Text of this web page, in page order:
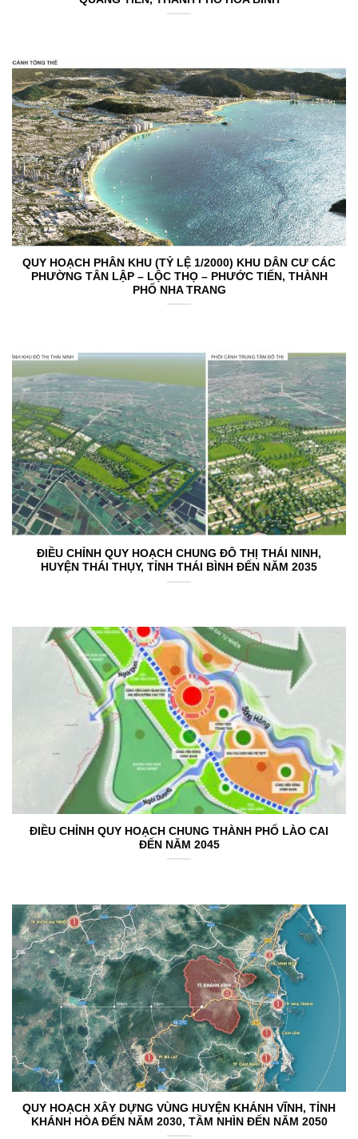
QUY HOẠCH PHÂN KHU (TỶ LỆ 1/2000) KHU DÂN CƯ CÁC
PHƯỜNG TÂN LẬP – LỘC THỌ – PHƯỚC TIẾN, THÀNH
PHỐ NHA TRANG
ĐIỀU CHỈNH QUY HOẠCH CHUNG ĐÔ THỊ THÁI NINH,
HUYỆN THÁI THỤY, TỈNH THÁI BÌNH ĐẾN NĂM 2035
ĐIỀU CHỈNH QUY HOẠCH CHUNG THÀNH PHỐ LÀO CAI
ĐẾN NĂM 2045
QUY HOẠCH XÂY DỰNG VÙNG HUYỆN KHÁNH VĨNH, TỈNH
KHÁNH HÒA ĐẾN NĂM 2030, TẦM NHÌN ĐẾN NĂM 2050